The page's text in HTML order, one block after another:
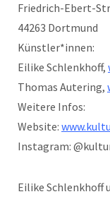
Friedrich-Ebert-
44263 Dortmund
Künstler*innen:
Eilike Schlenkhoff,
Thomas Autering,
Weitere Infos:
Website:
Instagram:
Eilike Schlenkhoff